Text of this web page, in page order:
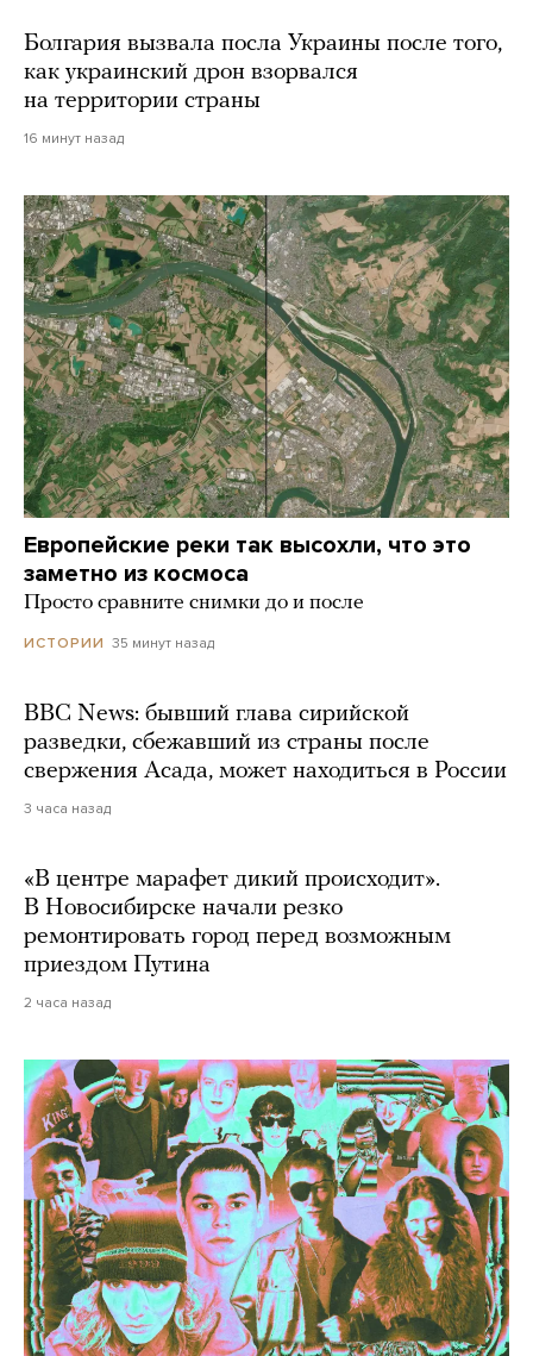
Болгария вызвала посла Украины после того,
как украинский дрон взорвался
на территории страны
16 минут назад
Европейские реки так высохли, что это
заметно из космоса
Просто сравните снимки до и после
ИСТОРИИ 35 минут назад
BBC News: бывший глава сирийской
разведки, сбежавший из страны после
свержения Асада, может находиться в России
3 часа назад
«В центре марафет дикий происходит».
В Новосибирске начали резко
ремонтировать город перед возможным
приездом Путина
2 часа назад